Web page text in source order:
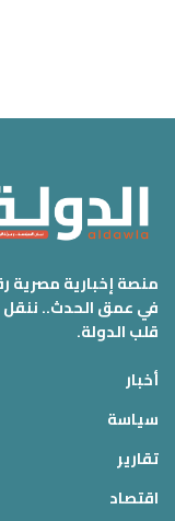
منصة إخبارية مصرية
في عمق الحدث..
قلب الدولة.
أخبار
سياسة
تقارير
اقتصاد